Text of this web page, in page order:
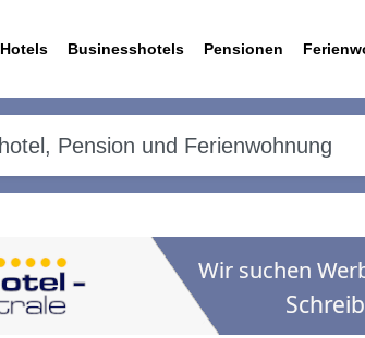
Hotels Businesshotels Pensionen